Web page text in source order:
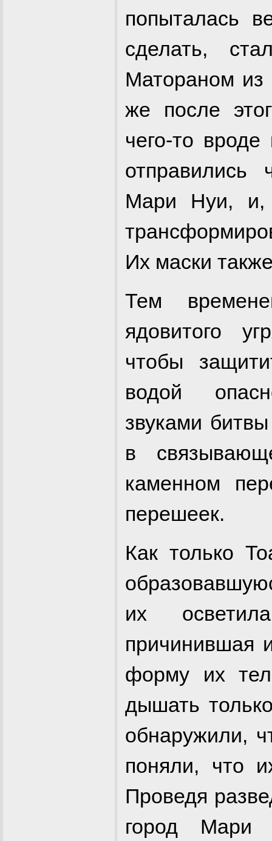
попыталась
сделать,
Матораном из
же после
чего-то
Мари Нуи, и,
Их маски
Тем
ядовитого
чтобы
водой
звуками
в
каменном
перешеек.
Как только
их
причинившая
форму их
дышать
обнаружили,
поняли, что
Проведя
город